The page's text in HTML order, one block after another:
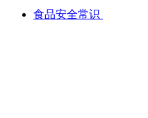
食品安全常识